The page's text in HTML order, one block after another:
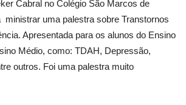
Cabral no Colégio São Marcos de
ministrar uma palestra sobre Transtornos
Apresentada para os alunos do Ensino
Médio, como: TDAH, Depressão,
outros. Foi uma palestra muito